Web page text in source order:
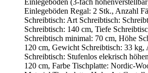
Einlegeböden Regal: 2 Stk., Anzahl
Schreibtisch: Art Schreibtisch:
Schreibtisch: 140 cm, Tiefe
Schreibtisch minimal: 70 cm, Höhe
120 cm, Gewicht Schreibtisch: 33 kg,
Schreibtisch: Stufenlos elekrisch
120 cm, Farbe Tischplatte: Nordic-